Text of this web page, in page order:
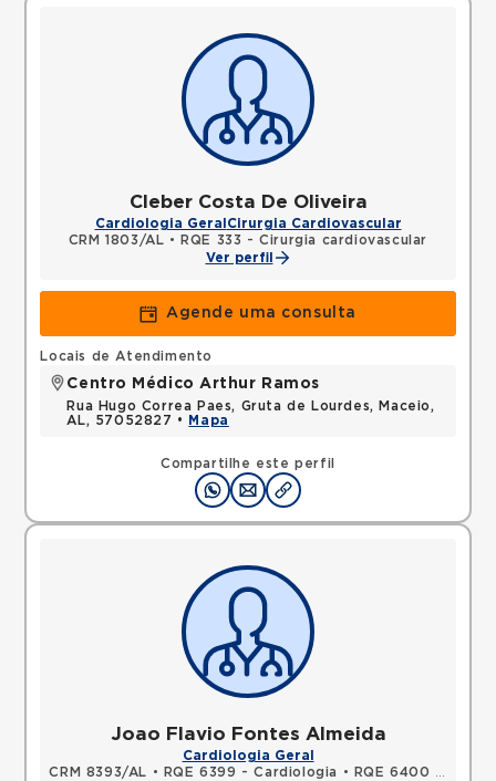
Cleber Costa De Oliveira
Cardiologia Geral Cirurgia Cardiovascular
CRM 1803/AL •
RQE 333 - Cirurgia cardiovascular
Ver perfil
Agende uma consulta
Compartilhe este perfil
Locais de Atendimento
Centro Médico Arthur Ramos
Rua Hugo Correa Paes, Gruta de Lourdes, Maceio,
AL, 57052827 •
Mapa
Joao Flavio Fontes Almeida
Cardiologia Geral
CRM 8393/AL • RQE 6399 - Cardiologia •
RQE 6400 - Clínica médica